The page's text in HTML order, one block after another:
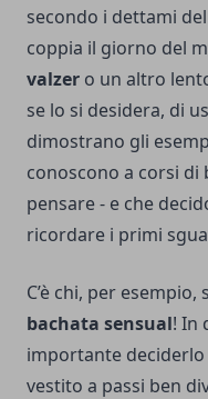
secondo i dettami
coppia il giorno del
valzer o un altro
se lo si desidera, di
dimostrano gli
conoscono a corsi di
pensare - e che
ricordare i primi
C’è chi, per esempio,
bachata sensual! In
importante
vestito a passi ben